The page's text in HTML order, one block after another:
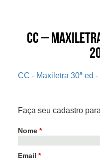
CC –
CC - Maxiletra 30ª ed
Faça seu cadastro
Nome *
Email *